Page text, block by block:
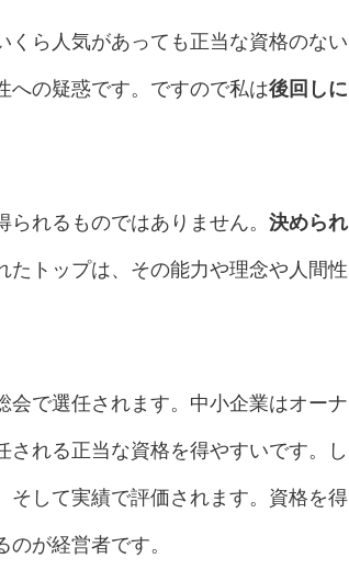
ら人気があっても正当な資格のない
への疑惑です。ですので私は後回しに
れるものではありません。 決められ
たトップは、その能力や理念や人間性
で選任されます。中小企業はオーナ
れる正当な資格を得やすいです。し
そして実績で評価されます。資格を得
が経営者です。